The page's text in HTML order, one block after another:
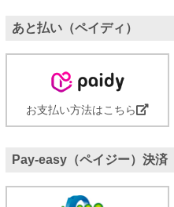
あと払い（ペイディ）
お支払い方法はこちら
Pay-easy（ペイジー）決済